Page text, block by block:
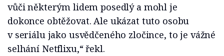
vůči některým lidem posedlý a mohl je
dokonce obtěžovat. Ale ukázat tuto osobu
v seriálu jako usvědčeného zločince, to je vážné
selhání Netflixu,“ řekl.